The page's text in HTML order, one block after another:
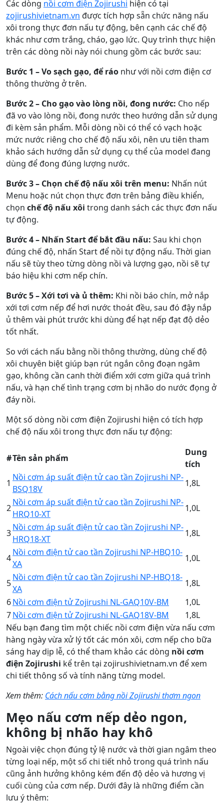
Các dòng nồi cơm điện Zojirushi hiện có tại
zojirushivietnam.vn được tích hợp sẵn chức năng nấu
xôi trong thực đơn nấu tự động, bên cạnh các chế độ
khác như cơm trắng, cháo, gạo lức. Quy trình thực hiện
trên các dòng nồi này nói chung gồm các bước sau:
Bước 1 – Vo sạch gạo, để ráo như với nồi cơm điện cơ
thông thường ở trên.
Bước 2 – Cho gạo vào lòng nồi, đong nước: Cho nếp
đã vo vào lòng nồi, đong nước theo hướng dẫn sử dụng
đi kèm sản phẩm. Mỗi dòng nồi có thể có vạch hoặc
mức nước riêng cho chế độ nấu xôi, nên ưu tiên tham
khảo sách hướng dẫn sử dụng cụ thể của model đang
dùng để đong đúng lượng nước.
Bước 3 – Chọn chế độ nấu xôi trên menu: Nhấn nút
Menu hoặc nút chọn thực đơn trên bảng điều khiển,
chọn chế độ nấu xôi trong danh sách các thực đơn nấu
tự động.
Bước 4 – Nhấn Start để bắt đầu nấu: Sau khi chọn
đúng chế độ, nhấn Start để nồi tự động nấu. Thời gian
nấu sẽ tùy theo từng dòng nồi và lượng gạo, nồi sẽ tự
báo hiệu khi cơm nếp chín.
Bước 5 – Xới tơi và ủ thêm: Khi nồi báo chín, mở nắp
xới tơi cơm nếp để hơi nước thoát đều, sau đó đậy nắp
ủ thêm vài phút trước khi dùng để hạt nếp đạt độ dẻo
tốt nhất.
So với cách nấu bằng nồi thông thường, dùng chế độ
xôi chuyên biệt giúp bạn rút ngắn công đoạn ngâm
gạo, không cần canh thời điểm xới cơm giữa quá trình
nấu, và hạn chế tình trạng cơm bị nhão do nước đọng ở
đáy nồi.
Một số dòng nồi cơm điện Zojirushi hiện có tích hợp
chế độ nấu xôi trong thực đơn nấu tự động:
#Tên sản phẩm
Dung
tích
1
Nồi cơm áp suất điện tử cao tần Zojirushi NP-
BSQ18V
1,8L
2
Nồi cơm áp suất điện tử cao tần Zojirushi NP-
HRQ10-XT
1,0L
3
Nồi cơm áp suất điện tử cao tần Zojirushi NP-
HRQ18-XT
1,8L
4
Nồi cơm điện tử cao tần Zojirushi NP-HBQ10-
XA
1,0L
5
Nồi cơm điện tử cao tần Zojirushi NP-HBQ18-
XA
1,8L
6Nồi cơm điện tử Zojirushi NL-GAQ10V-BM
1,0L
7Nồi cơm điện tử Zojirushi NL-GAQ18V-BM
1,8L
Nếu bạn đang tìm một chiếc nồi cơm điện vừa nấu cơm
hàng ngày vừa xử lý tốt các món xôi, cơm nếp cho bữa
sáng hay dịp lễ, có thể tham khảo các dòng nồi cơm
điện Zojirushi kể trên tại zojirushivietnam.vn để xem
chi tiết thông số và tính năng từng model.
Xem thêm: Cách nấu cơm bằng nồi Zojirushi thơm ngon
Mẹo nấu cơm nếp dẻo ngon,
không bị nhão hay khô
Ngoài việc chọn đúng tỷ lệ nước và thời gian ngâm theo
từng loại nếp, một số chi tiết nhỏ trong quá trình nấu
cũng ảnh hưởng không kém đến độ dẻo và hương vị
cuối cùng của cơm nếp. Dưới đây là những điểm cần
lưu ý thêm: